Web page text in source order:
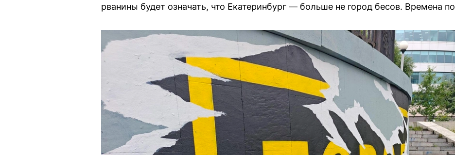
рванины будет означать, что Екатеринбург — больше не город бесов. Времена